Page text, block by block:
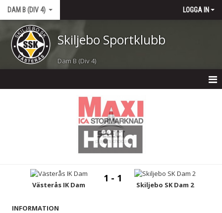
DAM B (DIV 4) LOGGA IN
Skiljebo Sportklubb
Dam B (Div 4)
TRUPPEN
BILDGALLERI
Västerås IK Dam
1 - 1
Skiljebo SK Dam 2
INFORMATION